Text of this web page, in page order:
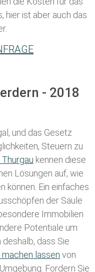
hier ist aber auch das
- 2018
und das Gesetz
Steuern zu
kennen diese
Lösungen auf, wie
können. Ein einfaches
der Säule
Immobilien
Potentiale um
dass Sie
lassen von
Fordern Sie